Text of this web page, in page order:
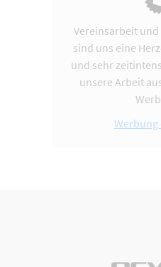
Vereinsarbeit
sind uns eine
und sehr
unsere Arbeit